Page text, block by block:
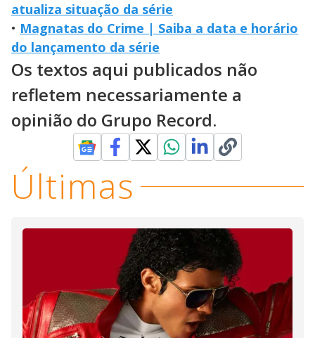
atualiza situação da série
• Magnatas do Crime | Saiba a data e horário
do lançamento da série
Os textos aqui publicados não
refletem necessariamente a
opinião do Grupo Record.
Últimas